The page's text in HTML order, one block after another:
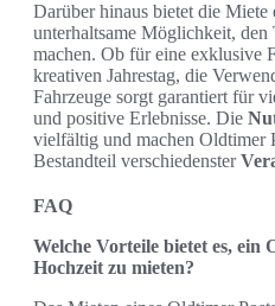
Darüber hinaus bietet die Miete
unterhaltsame Möglichkeit, den
machen. Ob für eine exklusive
kreativen Jahrestag, die
Fahrzeuge sorgt garantiert für
und positive Erlebnisse. Die
vielfältig und machen Oldtimer
Bestandteil verschiedenster
FAQ
Welche Vorteile bietet es, ein
Hochzeit zu mieten?